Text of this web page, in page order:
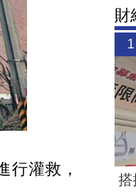
行灌救，
財
1
搭